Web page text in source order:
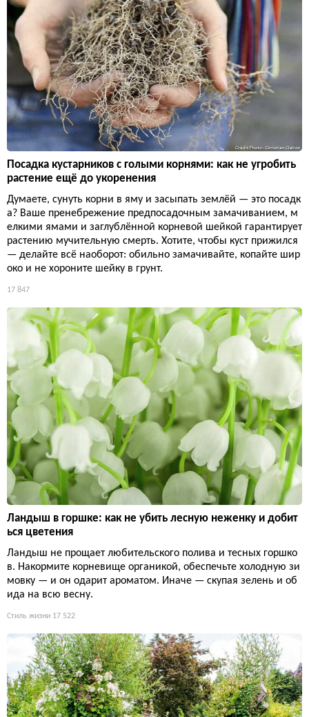
Посадка кустарников с голыми корнями: как не угробить
растение ещё до укоренения
Думаете, сунуть корни в яму и засыпать землёй — это посадк
а? Ваше пренебрежение предпосадочным замачиванием, м
елкими ямами и заглублённой корневой шейкой гарантирует
растению мучительную смерть. Хотите, чтобы куст прижился
— делайте всё наоборот: обильно замачивайте, копайте шир
око и не хороните шейку в грунт.
17 847
Ландыш в горшке: как не убить лесную неженку и добит
ься цветения
Ландыш не прощает любительского полива и тесных горшко
в. Накормите корневище органикой, обеспечьте холодную зи
мовку — и он одарит ароматом. Иначе — скупая зелень и об
ида на всю весну.
Стиль жизни 17 522